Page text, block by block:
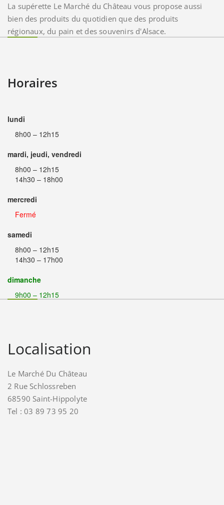
La supérette Le Marché du Château vous propose aussi
bien des produits du quotidien que des produits
régionaux, du pain et des souvenirs d'Alsace.
Horaires
lundi
8h00 – 12h15
mardi, jeudi, vendredi
8h00 – 12h15
14h30 – 18h00
mercredi
Fermé
samedi
8h00 – 12h15
14h30 – 17h00
dimanche
9h00 – 12h15
Localisation
Le Marché Du Château
2 Rue Schlossreben
68590 Saint-Hippolyte
Tel : 03 89 73 95 20